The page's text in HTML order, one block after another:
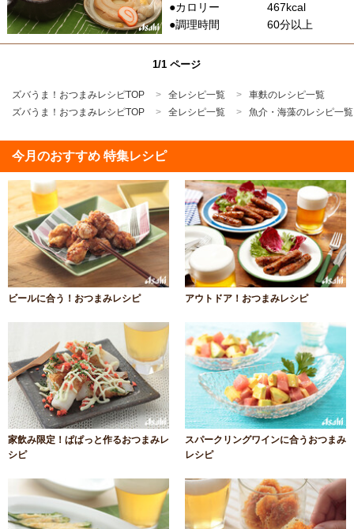
●カロリー
467kcal
●調理時間
60分以上
1/1 ページ
ズバうま！おつまみレシピTOP 全レシピ一覧
車麩のレシピ一覧
ズバうま！おつまみレシピTOP
全レシピ一覧 魚介・海藻のレシピ一覧
今月のおすすめ 特集レシピ
ビールに合う！おつまみレシピ アウトドア！おつまみレシピ
家飲み限定！ぱぱっと作るおつまみレ
シピ
スパークリングワインに合うおつまみ
レシピ